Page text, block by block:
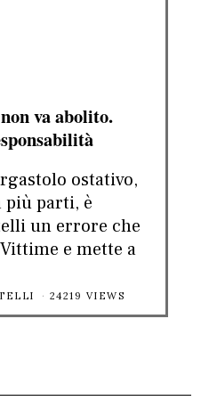
va abolito.
ostativo,
più parti, è
un errore che
e mette a
24219 VIEWS